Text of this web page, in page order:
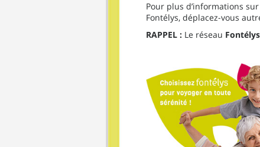
Pour plus d’informations sur
Fontélys, déplacez-vous
RAPPEL : Le réseau Fontélys